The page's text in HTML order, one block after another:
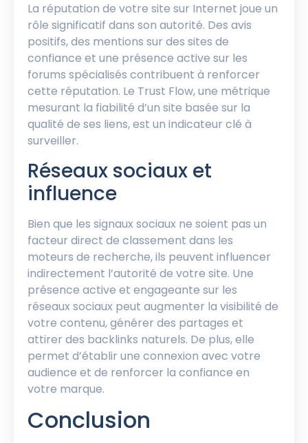
La réputation de votre site sur Internet joue un
rôle significatif dans son autorité. Des avis
positifs, des mentions sur des sites de
confiance et une présence active sur les
forums spécialisés contribuent à renforcer
cette réputation. Le Trust Flow, une métrique
mesurant la fiabilité d’un site basée sur la
qualité de ses liens, est un indicateur clé à
surveiller.
Réseaux sociaux et
influence
Bien que les signaux sociaux ne soient pas un
facteur direct de classement dans les
moteurs de recherche, ils peuvent influencer
indirectement l’autorité de votre site. Une
présence active et engageante sur les
réseaux sociaux peut augmenter la visibilité de
votre contenu, générer des partages et
attirer des backlinks naturels. De plus, elle
permet d’établir une connexion avec votre
audience et de renforcer la confiance en
votre marque.
Conclusion